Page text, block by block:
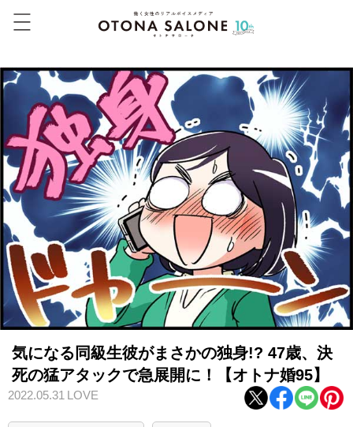
気になる同級生彼がまさかの独身!? 47歳、決
死の猛アタックで急展開に！【オトナ婚95】
2022.05.31 LOVE